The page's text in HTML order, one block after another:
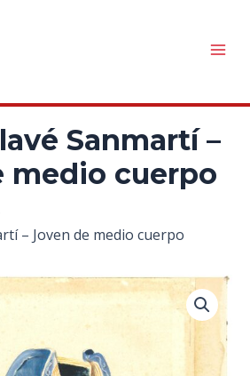
Sanmartí –
medio cuerpo
– Joven de medio cuerpo